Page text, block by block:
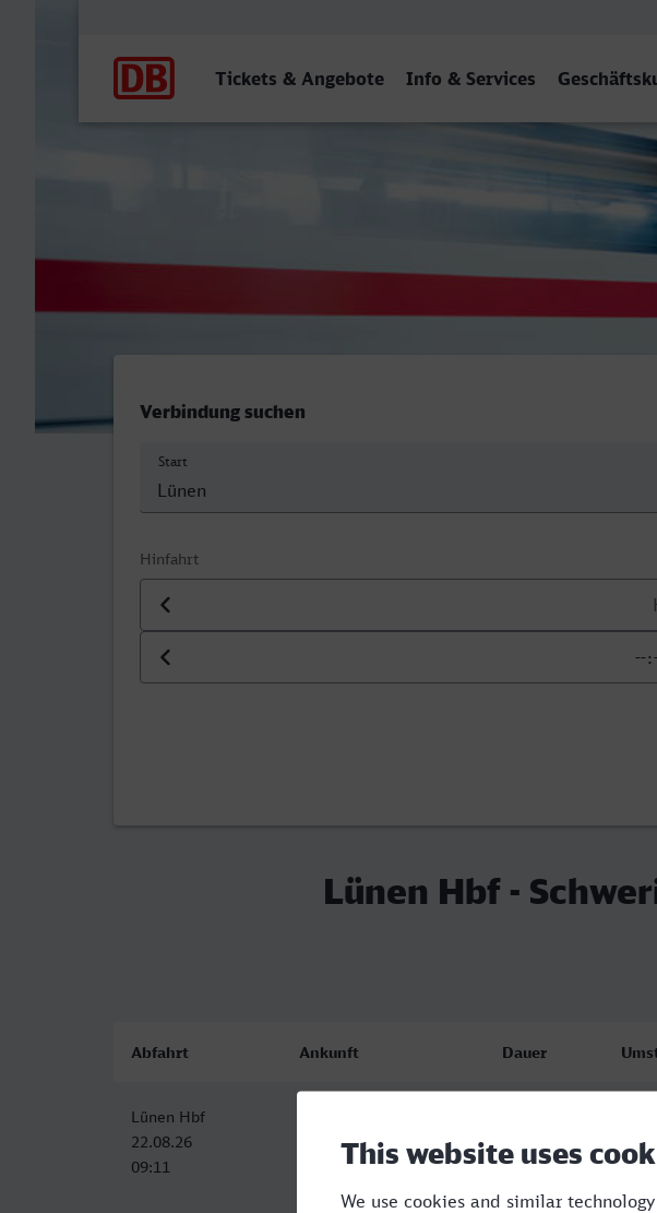
Tickets & Angebote Info & Services
Verbindung suchen
Start
Hinfahrt
Datum der Hinfahrt
Uhrzeit der Hinfahrt
Lünen Hbf -
Abfahrt Ankunft Dauer
Lünen Hbf
22.08.26
09:11
22.08.26